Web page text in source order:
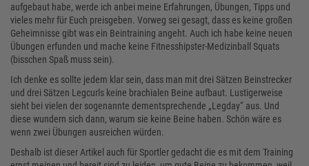
aufgebaut habe, werde ich anbei meine Erfahrungen, Übungen, Tipps und
vieles mehr für Euch preisgeben. Vorweg sei gesagt, dass es keine großen
Geheimnisse gibt was ein Beintraining angeht. Auch ich habe keine neuen
Übungen erfunden und mache keine Fitnesshipster-Medizinball Squats
(bisschen Spaß muss sein).
Ich denke es sollte jedem klar sein, dass man mit drei Sätzen Beinstrecker
und drei Sätzen Legcurls keine brachialen Beine aufbaut. Lustigerweise
sieht bei vielen der sogenannte dementsprechende „Legday“ aus. Und
diese wundern sich dann, warum sie keine Beine haben. Schön wäre es
wenn zwei Übungen ausreichen würden.
Deshalb ist dieser Artikel auch für Sportler gedacht die es mit dem Training